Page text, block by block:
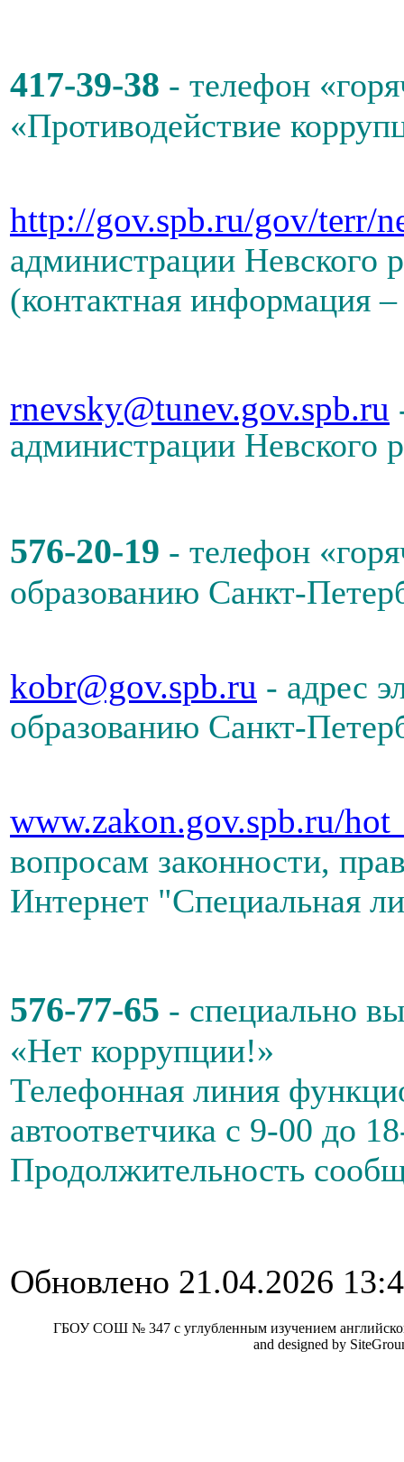
417-39-38 - телефон
«Противодействие
http://gov.spb.ru/gov/terr/
администрации Невского
(контактная информация
rnevsky@tunev.gov.spb.ru
администрации Невского
576-20-19 - телефон
образованию Санкт-
kobr@gov.spb.ru - адрес
образованию Санкт-
www.zakon.gov.spb.ru/
вопросам законности,
Интернет "Специальная
576-77-65 - специально
«Нет коррупции!»
Телефонная линия
автоответчика с 9-00 до
Продолжительность
Обновлено 21.04.2026
ГБОУ СОШ № 347 с углубленным изучением
and designed by